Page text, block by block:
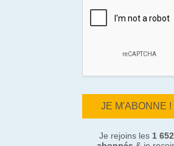
Je rejoins les 1 652